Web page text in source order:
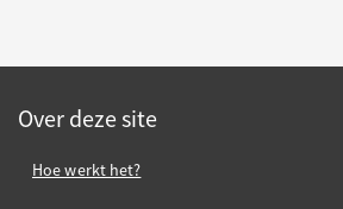
Over deze site
Hoe werkt het?